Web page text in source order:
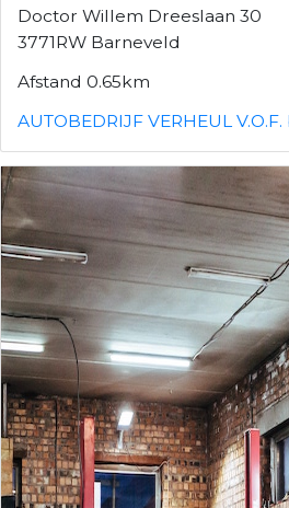
Doctor Willem Dreeslaan 30
3771RW Barneveld
Afstand 0.65km
AUTOBEDRIJF VERHEUL